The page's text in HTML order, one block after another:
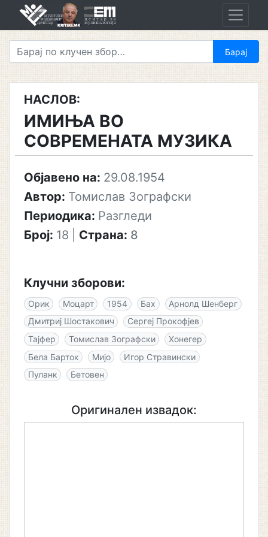
НАСЛОВ:
ИМИЊА ВО
СОВРЕМЕНАТА МУЗИКА
Објавено на: 29.08.1954
Автор: Томислав Зографски
Периодика: Разгледи
Број: 18 Страна: 8
Клучни зборови:
Орик Моцарт 1954 Бах
Арнолд Шенберг
Дмитриј Шостакович
Сергеј Прокофјев
Тајфер
Томислав Зографски
Хонегер
Бела Барток
Мијо
Игор Стравински
Пуланк
Бетовен
Оригинален извадок: